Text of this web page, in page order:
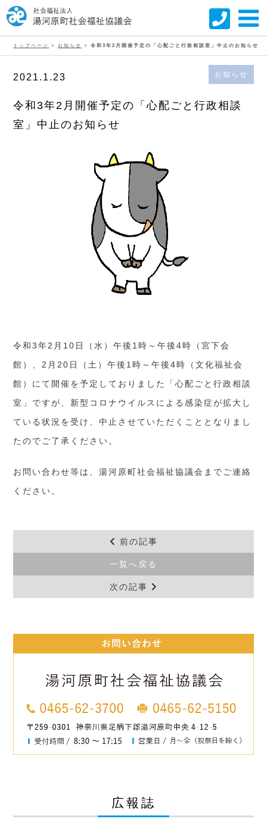
トップページ >お知らせ >令和3年2月開催予定の「心配ごと行政相談室」中止のお知らせ
2021.1.23 お知らせ
令和3年2月開催予定の「心配ごと行政相談
室」中止のお知らせ
令和3年2月10日（水）午後1時～午後4時（宮下会
館）、2月20日（土）午後1時～午後4時（文化福祉会
館）にて開催を予定しておりました「心配ごと行政相談
室」ですが、新型コロナウイルスによる感染症が拡大し
ている状況を受け、中止させていただくこととなりまし
たのでご了承ください。
お問い合わせ等は、湯河原町社会福祉協議会までご連絡
ください。
前の記事
一覧へ戻る
次の記事
広報誌